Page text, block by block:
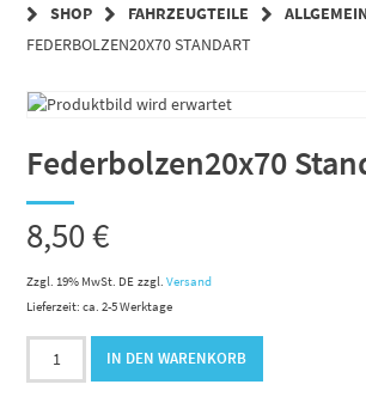
SHOP
FAHRZEUGTEILE
FEDERBOLZEN20X70 STANDART
Federbolzen20x70
8,50€
Zzgl. 19% MwSt. DE zzgl.Versand
Lieferzeit: ca. 2-5 Werktage
Federbolzen20x70
Standart
IN DEN WARENKORB